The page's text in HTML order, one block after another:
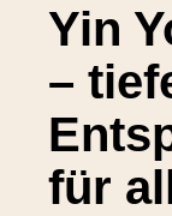
Yin
–
für